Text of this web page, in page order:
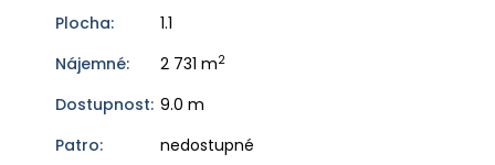
1.1
2 731 m2
9.0 m
nedostupné